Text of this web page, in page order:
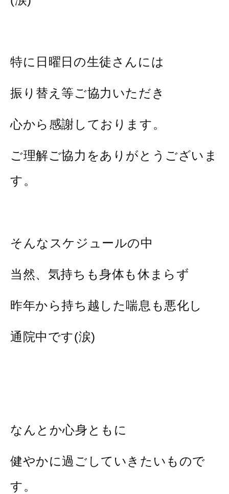
特に日曜日の生徒さんには
振り替え等ご協力いただき
心から感謝しております。
ご理解ご協力をありがとうございま
す。
そんなスケジュールの中
当然、気持ちも身体も休まらず
昨年から持ち越した喘息も悪化し
通院中です(涙)
なんとか心身ともに
健やかに過ごしていきたいもので
す。